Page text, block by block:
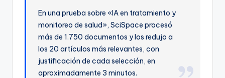
En una prueba sobre «IA en tratamiento y
monitoreo de salud», SciSpace procesó
más de 1.750 documentos y los redujo a
los 20 artículos más relevantes, con
justificación de cada selección, en
aproximadamente 3 minutos.